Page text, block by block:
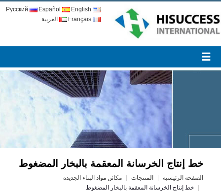
English
Español
Русский
Français
العربية
خط إنتاج الخرسانة المعقمة بالبخار المضغوط
الصفحة الرئيسية المنتجات
مكائن مواد البناء الجديدة
خط إنتاج الخرسانة المعقمة بالبخار المضغوط